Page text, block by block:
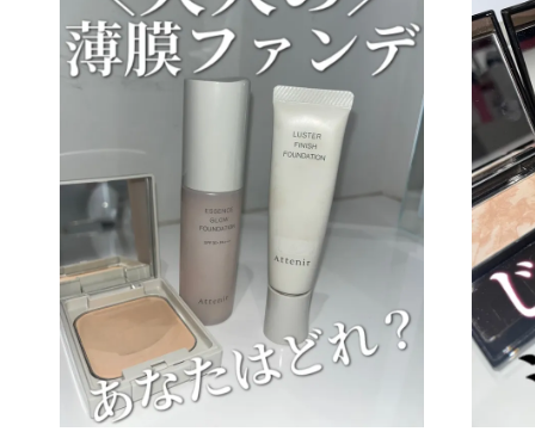
スキンケア
メイクアップ